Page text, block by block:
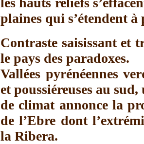
plaines qui s’étendent à
Contraste saisissant et
le pays des paradoxes.
Vallées pyrénéennes
et poussiéreuses au
de climat annonce la
de l’Ebre dont
la Ribera.